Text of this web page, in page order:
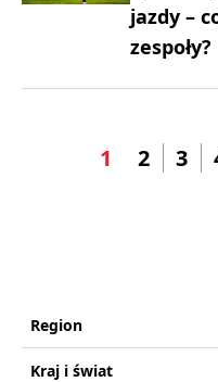
jazdy –
zespoły?
1 2 3
Region
Kraj i świat